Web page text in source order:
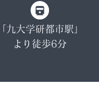
「九大学研都市駅」
より徒歩6分